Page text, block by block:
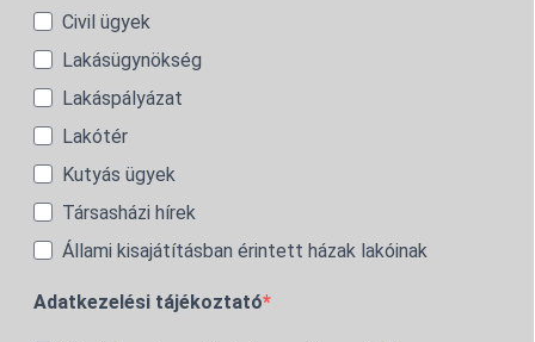
Civil ügyek
Lakásügynökség
Lakáspályázat
Lakótér
Kutyás ügyek
Társasházi hírek
Állami kisajátításban érintett házak lakóinak
Adatkezelési tájékoztató